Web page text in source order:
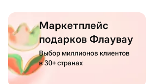
Маркетплейс
подарков Флаувау
Выбор миллионов клиентов
в 30+ странах